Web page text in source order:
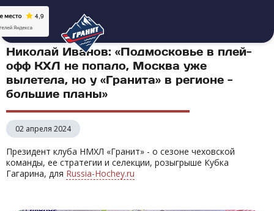
Николай Иванов: «Подмосковье в плей-
офф КХЛ не попало, Москва уже
вылетела, но у «Гранита» в регионе -
большие планы»
02 апреля 2024
Президент клуба НМХЛ «Гранит» - о сезоне чеховской
команды, ее стратегии и селекции, розыгрыше Кубка
Гагарина, для Russia-Hochey.ru